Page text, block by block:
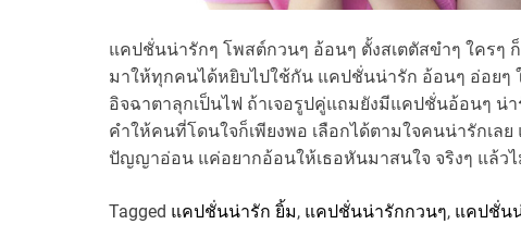
แคปชั่นน่ารักๆ โพสต์กวนๆ อ้อนๆ ตั้งสเตตัสขำๆ ใครๆ
มาให้ทุกคนได้หยิบไปใช้กัน แคปชั่นน่ารัก อ้อนๆ อ่อยๆ
อิจฉาตาลุกเป็นไฟ ถ้าเจอรูปคู่แถมยังมีแคปชั่นอ้อนๆ น่
คำให้คนที่โดนใจก็เพียงพอ เลือกได้ตามใจคนน่ารักเ
ปัญญาอ่อน แค่อยากอ้อนให้เธอหันมาสนใจ จริงๆ แล้ว
Tagged แคปชั่นน่ารัก ยิ้ม, แคปชั่นน่ารักกวนๆ, แคปชั่น